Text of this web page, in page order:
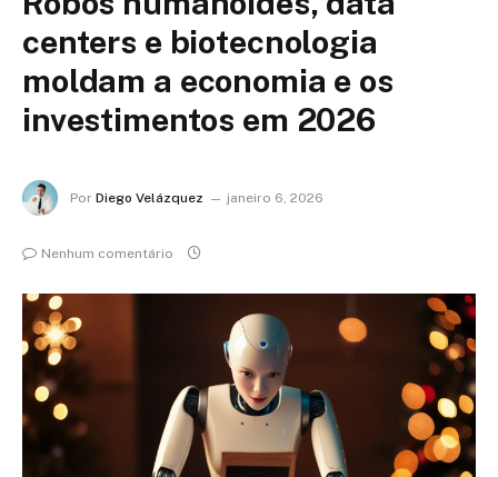
centers e biotecnologia
moldam a economia e os
investimentos em 2026
Por Diego Velázquez janeiro 6, 2026
Nenhum comentário